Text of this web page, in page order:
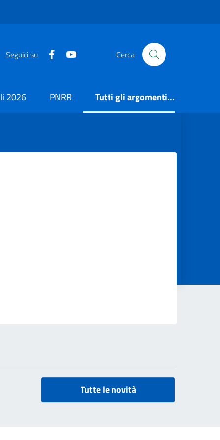
Seguici su https://it-it.facebook.com/ComuneSalerno
https://www.youtube.com/user/
Cerca
2026 PNRR Tutti gli argomenti...
Tutte le novità